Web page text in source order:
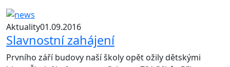
Aktuality01.09.2016
Slavnostní zahájení
Prvního září budovy naší školy opět ožily dětskými